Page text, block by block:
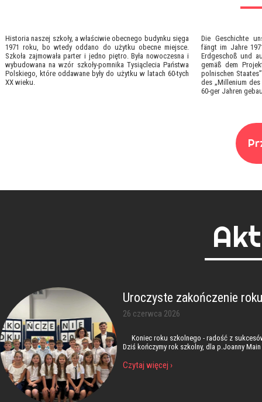
Uroczyste zakończenie
26 czerwca 2026
Koniec roku szkolnego - radość z
Dziś kończymy rok szkolny, dla p.Joanny
Czytaj więcej ›
Die Geschichte
fängt im Jahre
Erdgeschoß und
gemäß dem
polnischen
des „Millenium
60-ger Jahren
Historia naszej szkoły, a właściwie obecnego budynku sięga
1971 roku, bo wtedy oddano do użytku obecne miejsce.
Szkoła zajmowała parter i jedno piętro. Była nowoczesna i
wybudowana na wzór szkoły-pomnika Tysiąclecia Państwa
Polskiego, które oddawane były do użytku w latach 60-tych
XX wieku.